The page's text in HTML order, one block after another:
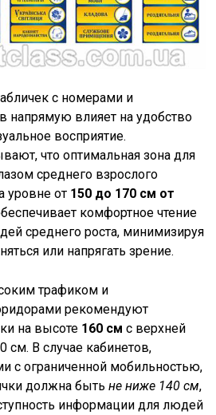
с номерами и
напрямую влияет на удобство
восприятие.
что оптимальная зона для
среднего взрослого
уровне от 150 до 170 см от
комфортное чтение
среднего роста, минимизируя
или напрягать зрение.
трафиком и
рекомендуют
на высоте 160 см с верхней
В случае кабинетов,
с ограниченной мобильностью,
должна бытьне ниже 140 см,
информации для людей